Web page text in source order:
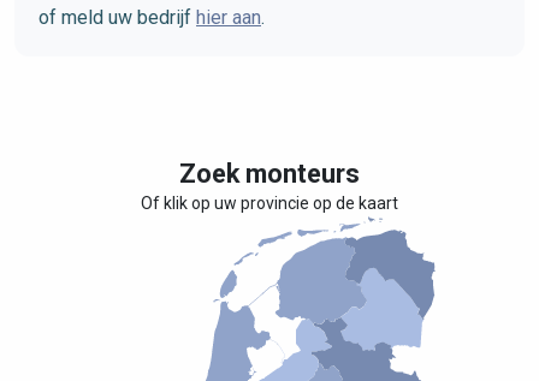
of meld uw bedrijf hier aan.
Zoek monteurs
Of klik op uw provincie op de kaart